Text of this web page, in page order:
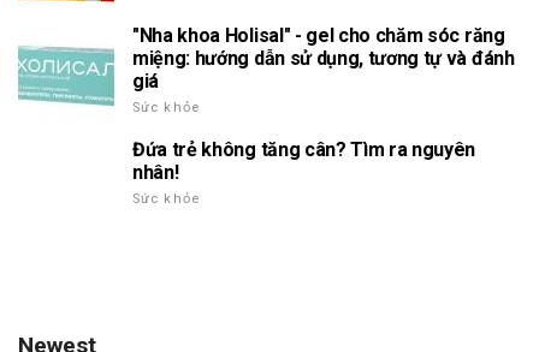
"Nha khoa Holisal" - gel cho chăm sóc răng
miệng: hướng dẫn sử dụng, tương tự và đánh
giá
Sức khỏe
Đứa trẻ không tăng cân? Tìm ra nguyên
nhân!
Sức khỏe
Newest